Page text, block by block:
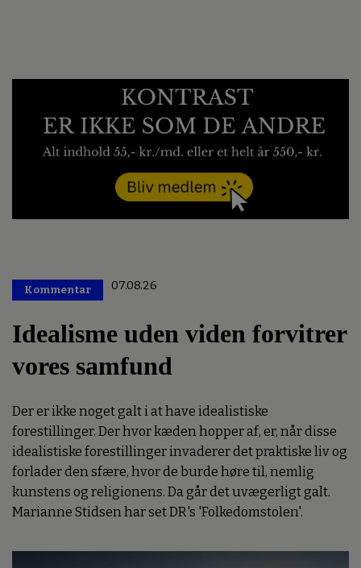
Kommentar 07.08.26
Idealisme uden viden forvitrer
vores samfund
Der er ikke noget galt i at have idealistiske
forestillinger. Der hvor kæden hopper af, er, når disse
idealistiske forestillinger invaderer det praktiske liv og
forlader den sfære, hvor de burde høre til, nemlig
kunstens og religionens. Da går det uvægerligt galt.
Marianne Stidsen har set DR's 'Folkedomstolen'.